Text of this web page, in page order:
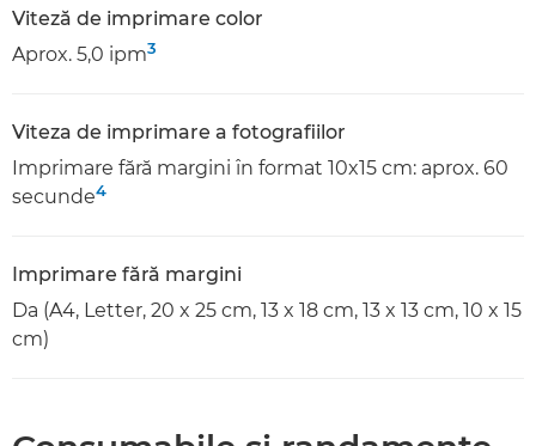
Viteză de imprimare color
Aprox. 5,0 ipm3
Viteza de imprimare a fotografiilor
Imprimare fără margini în format 10x15 cm: aprox. 60
secunde4
Imprimare fără margini
Da (A4, Letter, 20 x 25 cm, 13 x 18 cm, 13 x 13 cm, 10 x 15
cm)